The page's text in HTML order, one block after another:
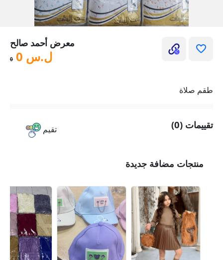
معرض أحمد صالح
ل.س 0
0
طقم صلاة
تقيم تقييمات (0)
منتجات مضافة جديدة